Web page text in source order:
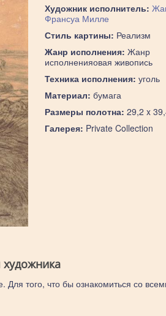
Художник исполнитель:
Франсуа Милле
Стиль картины: Реализм
Жанр исполнения: Жанр
исполненияовая живопись
Техника исполнения: уголь
Материал: бумага
Размеры полотна: 29,2 x
Галерея: Private Collection
того, что бы ознакомиться со